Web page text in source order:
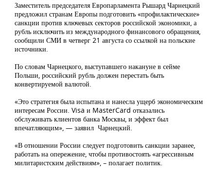
Заместитель председателя Европарламента Рышард Чарнецкий
предложил странам Европы подготовить «профилактические»
санкции против ключевых секторов российской экономики, а
рубль исключить из международного финансового обращения,
сообщили СМИ в четверг 21 августа со ссылкой на польские
источники.
По словам Чарнецкого, выступавшего накануне в сейме
Польши, российский рубль должен перестать быть
конвертируемой валютой.
«Это стратегия была испытана и нанесла ущерб экономическим
интересам России. Visa и MasterCard отказались
обслуживать клиентов банка Москвы, и эффект был
впечатляющим», — заявил Чарнецкий.
«В отношении России следует подготовить санкции заранее,
работать на опережение, чтобы противостоять «агрессивным
милитаристским действиям», – полагает политик.